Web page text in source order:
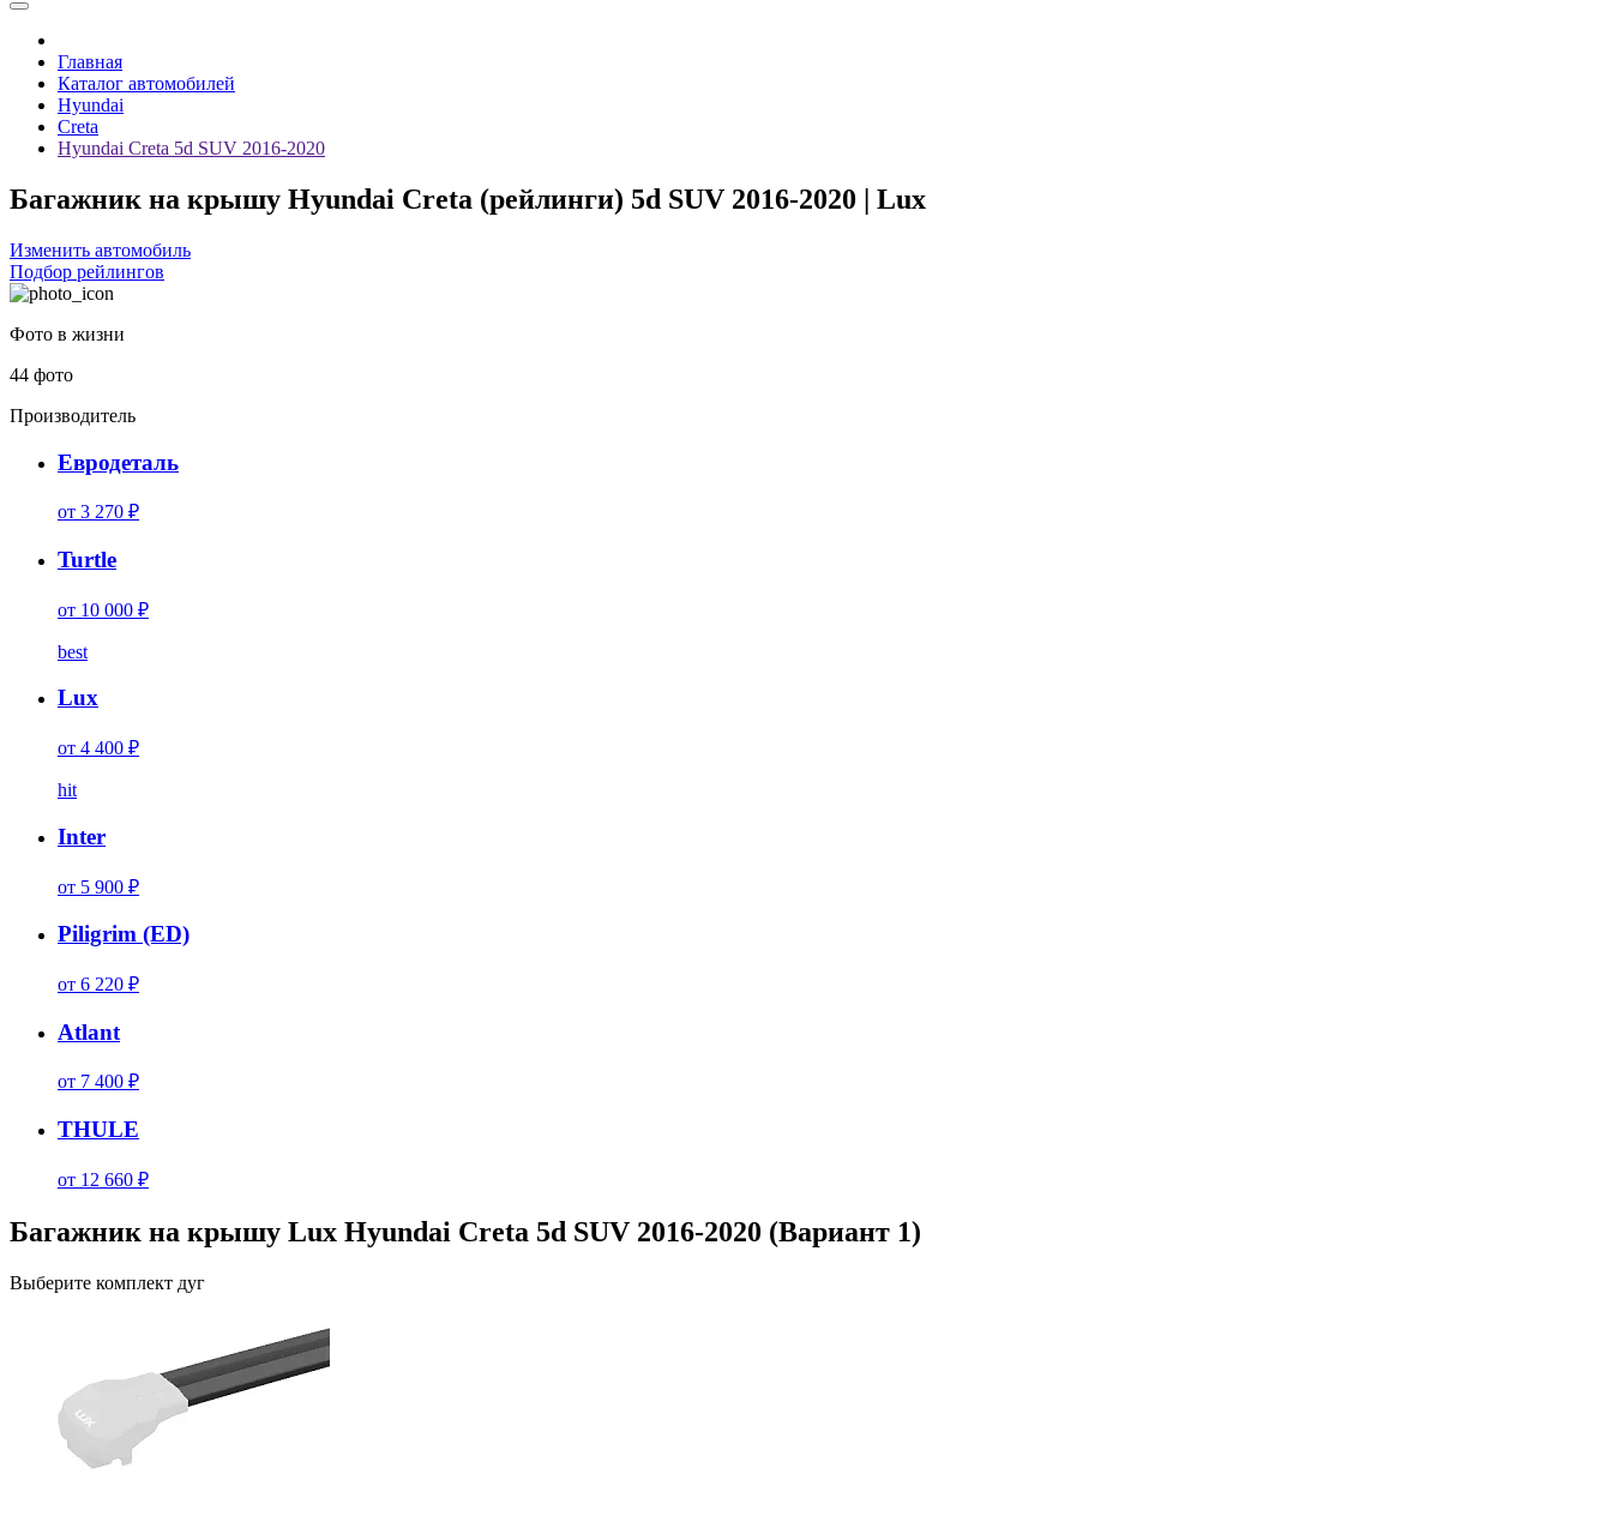
Главная
Каталог автомобилей
Hyundai
Creta
Hyundai Creta 5d SUV 2016-2020
Багажник на крышу Hyundai Creta (рейлинги) 5d SUV 2016-2020 | Lux
Изменить автомобиль
Подбор рейлингов
Фото в жизни
44 фото
Производитель
Евродеталь
от 3 270 ₽
Turtle
от 10 000 ₽
best
Lux
от 4 400 ₽
hit
Inter
от 5 900 ₽
Piligrim (ED)
от 6 220 ₽
Atlant
от 7 400 ₽
THULE
от 12 660 ₽
Багажник на крышу Lux Hyundai Creta 5d SUV 2016-2020 (Вариант 1)
Выберите комплект дуг